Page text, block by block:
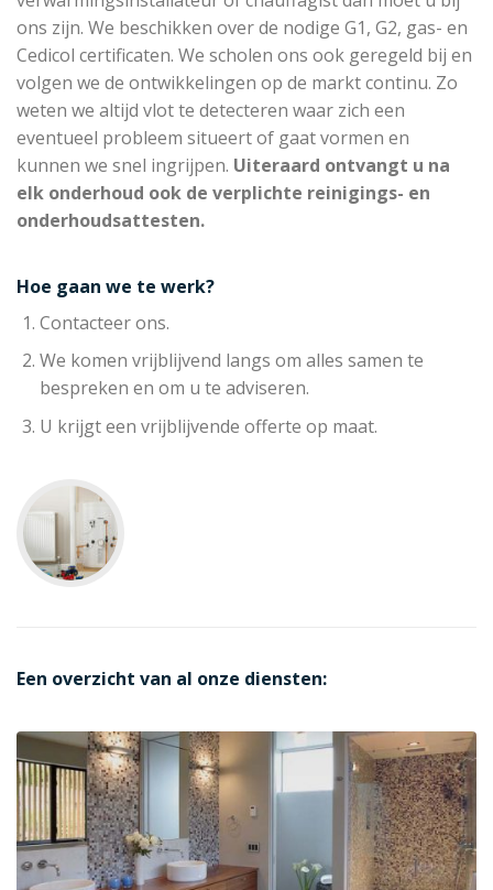
ons zijn. We beschikken over de nodige G1, G2, gas- en
Cedicol certificaten. We scholen ons ook geregeld bij en
volgen we de ontwikkelingen op de markt continu. Zo
weten we altijd vlot te detecteren waar zich een
eventueel probleem situeert of gaat vormen en
kunnen we snel ingrijpen. Uiteraard ontvangt u na
elk onderhoud ook de verplichte reinigings- en
onderhoudsattesten.
Hoe gaan we te werk?
Contacteer ons.
We komen vrijblijvend langs om alles samen te
bespreken en om u te adviseren.
U krijgt een vrijblijvende offerte op maat.
Een overzicht van al onze diensten: